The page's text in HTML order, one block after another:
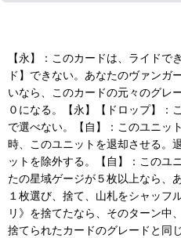
【永】：このカードは、ライドで
ド】できない。あなたのヴァンガ
いなら、このカードの元々のグレ
０になる。【永】【ドロップ】：
で選べない。【自】：このユニッ
時、このユニットを退却させる。
ットを除外する。【自】：このユ
たの星域ゲージが５枚以上なら、
１枚選び、捨て、山札をシャッフ
リ》を捨てたなら、そのターン中
捨てられたカードのグレードと同